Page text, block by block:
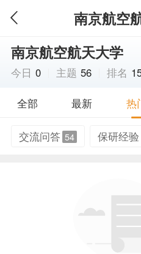
南京航空
南京航空航天大学
今日 0 主题 56 排名
全部 最新 热
交流问答 54 保研经验